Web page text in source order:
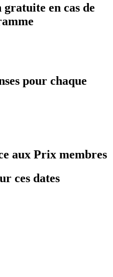
en cas de
pour chaque
aux Prix membres
ces dates